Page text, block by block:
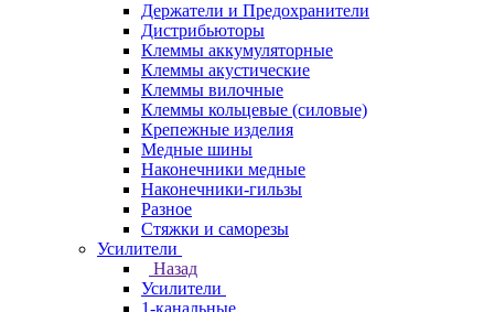
Держатели и Предохранители
Дистрибьюторы
Клеммы аккумуляторные
Клеммы акустические
Клеммы вилочные
Клеммы кольцевые (силовые)
Крепежные изделия
Медные шины
Наконечники медные
Наконечники-гильзы
Разное
Стяжки и саморезы
Усилители
Назад
Усилители
1-канальные